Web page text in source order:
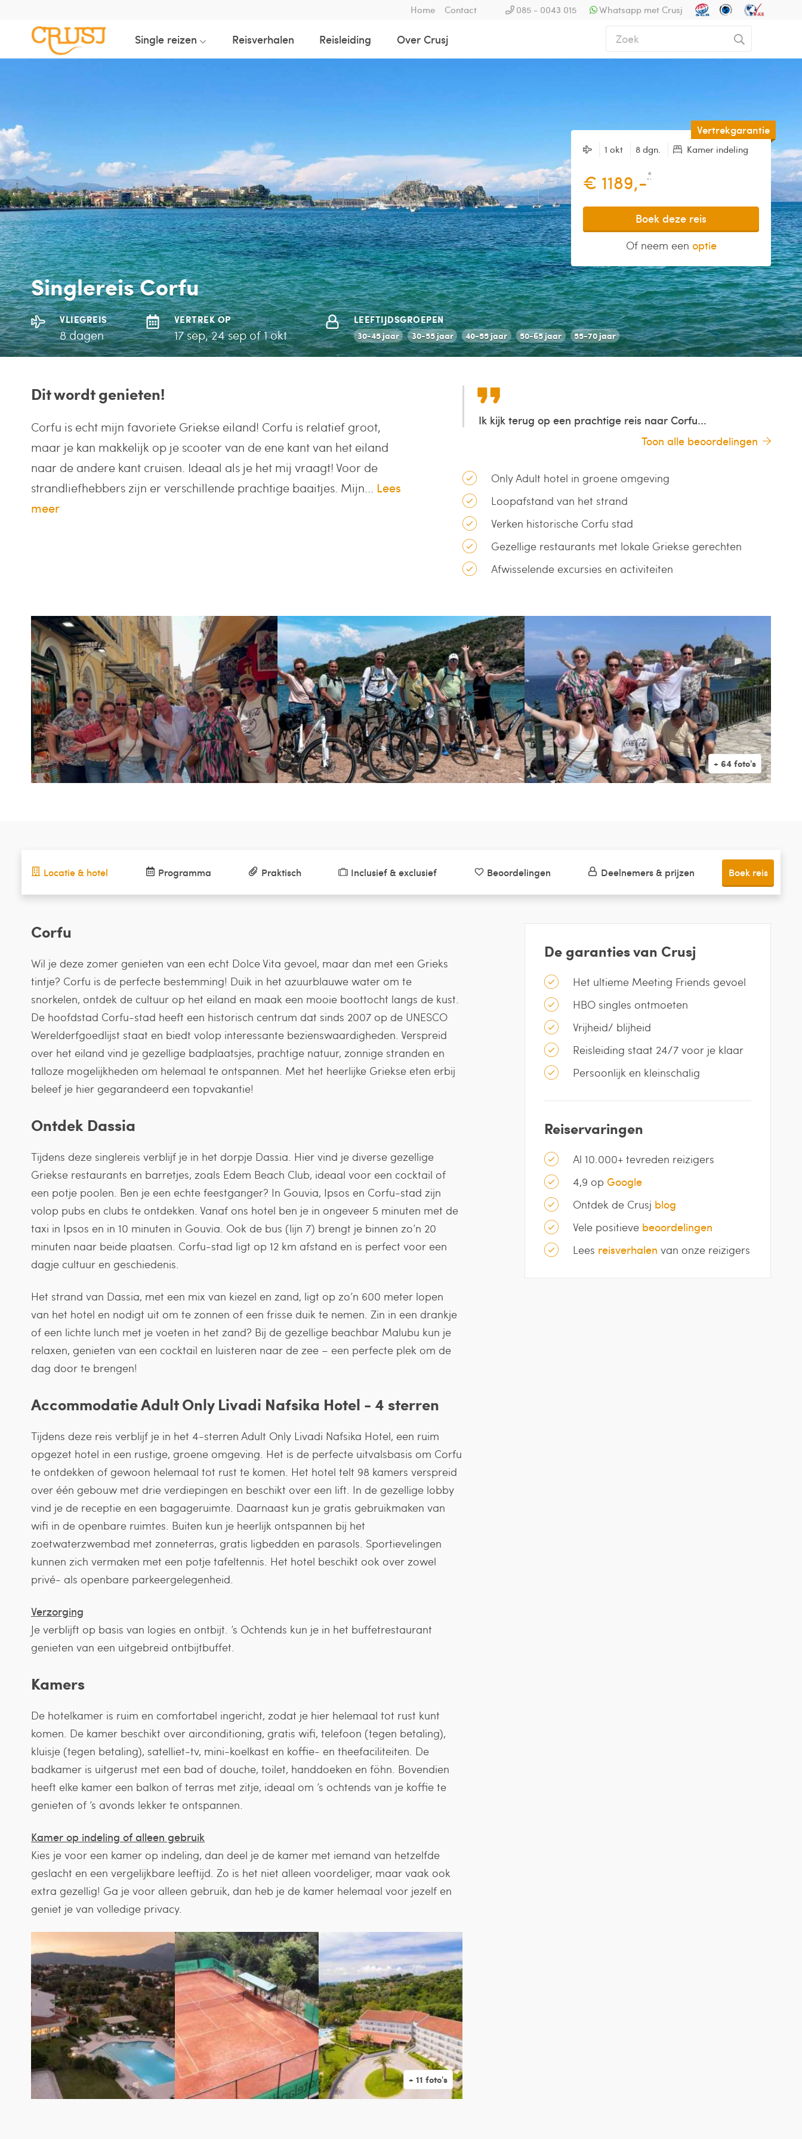
Home Contact 085 - 0043 015 Whatsapp met Crusj
Single reizen Reisverhalen Reisleiding Over Crusj
Vertrekgarantie
1 okt 8 dgn. Kamer indeling
€ 1189,-*
Boek deze reis
Of neem een optie
Singlereis Corfu
VLIEGREIS
8 dagen
VERTREK OP
17 sep, 24 sep of 1 okt
LEEFTIJDSGROEPEN
30-45 jaar 30-55 jaar 40-55 jaar 50-65 jaar 55-70 jaar
Dit wordt genieten!
Corfu is echt mijn favoriete Griekse eiland! Corfu is relatief groot,
maar je kan makkelijk op je scooter van de ene kant van het eiland
naar de andere kant cruisen. Ideaal als je het mij vraagt! Voor de
strandliefhebbers zijn er verschillende prachtige baaitjes. Mijn... Lees
meer
Ik kijk terug op een prachtige reis naar Corfu...
Toon alle beoordelingen
Only Adult hotel in groene omgeving
Loopafstand van het strand
Verken historische Corfu stad
Gezellige restaurants met lokale Griekse gerechten
Afwisselende excursies en activiteiten
Locatie & hotel
Corfu
Wil je deze zomer genieten van een echt Dolce Vita gevoel, maar dan met een Grieks
tintje? Corfu is de perfecte bestemming! Duik in het azuurblauwe water om te
snorkelen, ontdek de cultuur op het eiland en maak een mooie boottocht langs de kust.
De hoofdstad Corfu-stad heeft een historisch centrum dat sinds 2007 op de UNESCO
Werelderfgoedlijst staat en biedt volop interessante bezienswaardigheden. Verspreid
over het eiland vind je gezellige badplaatsjes, prachtige natuur, zonnige stranden en
talloze mogelijkheden om helemaal te ontspannen. Met het heerlijke Griekse eten erbij
beleef je hier gegarandeerd een topvakantie!
Ontdek Dassia
Tijdens deze singlereis verblijf je in het dorpje Dassia. Hier vind je diverse gezellige
Griekse restaurants en barretjes, zoals Edem Beach Club, ideaal voor een cocktail of
een potje poolen. Ben je een echte feestganger? In Gouvia, Ipsos en Corfu-stad zijn
volop pubs en clubs te ontdekken. Vanaf ons hotel ben je in ongeveer 5 minuten met de
taxi in Ipsos en in 10 minuten in Gouvia. Ook de bus (lijn 7) brengt je binnen zo’n 20
minuten naar beide plaatsen. Corfu-stad ligt op 12 km afstand en is perfect voor een
dagje cultuur en geschiedenis.
Het strand van Dassia, met een mix van kiezel en zand, ligt op zo’n 600 meter lopen
van het hotel en nodigt uit om te zonnen of een frisse duik te nemen. Zin in een drankje
of een lichte lunch met je voeten in het zand? Bij de gezellige beachbar Malubu kun je
relaxen, genieten van een cocktail en luisteren naar de zee – een perfecte plek om de
dag door te brengen!
Accommodatie Adult Only Livadi Nafsika Hotel - 4 sterren
Tijdens deze reis verblijf je in het 4-sterren Adult Only Livadi Nafsika Hotel, een ruim
opgezet hotel in een rustige, groene omgeving. Het is de perfecte uitvalsbasis om Corfu
te ontdekken of gewoon helemaal tot rust te komen. Het hotel telt 98 kamers verspreid
over één gebouw met drie verdiepingen en beschikt over een lift. In de gezellige lobby
vind je de receptie en een bagageruimte. Daarnaast kun je gratis gebruikmaken van
wifi in de openbare ruimtes. Buiten kun je heerlijk ontspannen bij het
zoetwaterzwembad met zonneterras, gratis ligbedden en parasols. Sportievelingen
kunnen zich vermaken met een potje tafeltennis. Het hotel beschikt ook over zowel
privé- als openbare parkeergelegenheid.
Verzorging
Je verblijft op basis van logies en ontbijt. ’s Ochtends kun je in het buffetrestaurant
genieten van een uitgebreid ontbijtbuffet.
Kamers
De hotelkamer is ruim en comfortabel ingericht, zodat je hier helemaal tot rust kunt
komen. De kamer beschikt over airconditioning, gratis wifi, telefoon (tegen betaling),
kluisje (tegen betaling), satelliet-tv, mini-koelkast en koffie- en theefaciliteiten. De
badkamer is uitgerust met een bad of douche, toilet, handdoeken en föhn. Bovendien
heeft elke kamer een balkon of terras met zitje, ideaal om ’s ochtends van je koffie te
genieten of ’s avonds lekker te ontspannen.
Kamer op indeling of alleen gebruik
Kies je voor een kamer op indeling, dan deel je de kamer met iemand van hetzelfde
geslacht en een vergelijkbare leeftijd. Zo is het niet alleen voordeliger, maar vaak ook
extra gezellig! Ga je voor alleen gebruik, dan heb je de kamer helemaal voor jezelf en
geniet je van volledige privacy.
De garanties van Crusj
Het ultieme Meeting Friends gevoel
HBO singles ontmoeten
Vrijheid/ blijheid
Reisleiding staat 24/7 voor je klaar
Persoonlijk en kleinschalig
Reiservaringen
Al 10.000+ tevreden reizigers
4,9 op Google
Ontdek de Crusj blog
Vele positieve beoordelingen
Lees reisverhalen van onze reizigers
Programma Praktisch Inclusief & exclusief Beoordelingen Deelnemers & prijzen Boek reis